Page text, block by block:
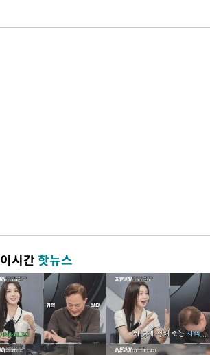
이시간핫뉴스